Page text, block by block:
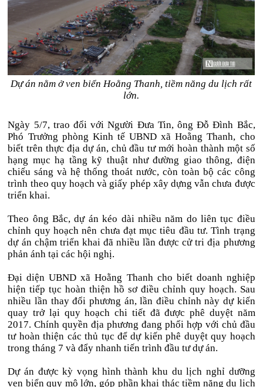
Dự án nằm ở ven biển Hoằng Thanh, tiềm năng du lịch rất
lớn.
Ngày 5/7, trao đổi với Người Đưa Tin, ông Đỗ Đình Bắc,
Phó Trưởng phòng Kinh tế UBND xã Hoằng Thanh, cho
biết trên thực địa dự án, chủ đầu tư mới hoàn thành một số
hạng mục hạ tầng kỹ thuật như đường giao thông, điện
chiếu sáng và hệ thống thoát nước, còn toàn bộ các công
trình theo quy hoạch và giấy phép xây dựng vẫn chưa được
triển khai.
Theo ông Bắc, dự án kéo dài nhiều năm do liên tục điều
chỉnh quy hoạch nên chưa đạt mục tiêu đầu tư. Tình trạng
dự án chậm triển khai đã nhiều lần được cử tri địa phương
phản ánh tại các hội nghị.
Đại diện UBND xã Hoằng Thanh cho biết doanh nghiệp
hiện tiếp tục hoàn thiện hồ sơ điều chỉnh quy hoạch. Sau
nhiều lần thay đổi phương án, lần điều chỉnh này dự kiến
quay trở lại quy hoạch chi tiết đã được phê duyệt năm
2017. Chính quyền địa phương đang phối hợp với chủ đầu
tư hoàn thiện các thủ tục để dự kiến phê duyệt quy hoạch
trong tháng 7 và đẩy nhanh tiến trình đầu tư dự án.
Dự án được kỳ vọng hình thành khu du lịch nghỉ dưỡng
ven biển quy mô lớn, góp phần khai thác tiềm năng du lịch